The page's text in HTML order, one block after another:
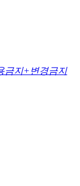
금지+변경금지